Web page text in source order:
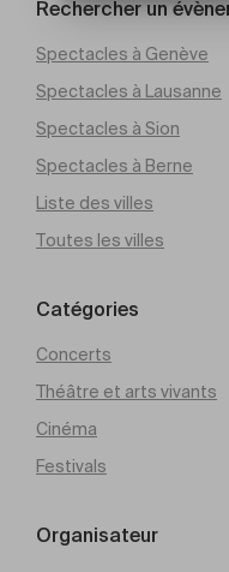
Rechercher un
Spectacles à Genève
Spectacles à Lausanne
Spectacles à Sion
Spectacles à Berne
Liste des villes
Toutes les villes
Catégories
Concerts
Théâtre et arts vivants
Cinéma
Festivals
Organisateur